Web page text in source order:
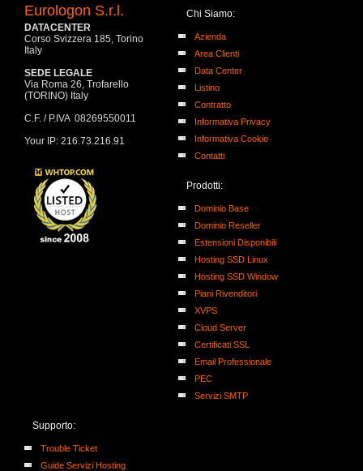
Eurologon S.r.l.
DATACENTER
Corso Svizzera 185, Torino
Italy
SEDE LEGALE
Via Roma 26, Trofarello
(TORINO) Italy
C.F. / P.IVA 08269550011
Your IP: 216.73.216.91
Chi Siamo:
Azienda
Area Clienti
Data Center
Listino
Contratto
Informativa Privacy
Informativa Cookie
Contatti
Prodotti:
Dominio Base
Dominio Reseller
Estensioni Disponibili
Hosting SSD Linux
Hosting SSD Window
Piani Rivenditori
XVPS
Cloud Server
Certificati SSL
Email Professionale
PEC
Servizi SMTP
Supporto:
Trouble Ticket
Guide Servizi Hosting